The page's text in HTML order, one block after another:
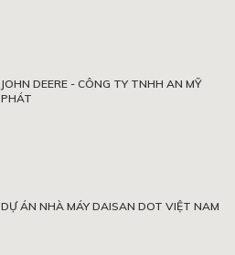
JOHN DEERE - CÔNG TY TNHH AN MỸ
PHÁT
DỰ ÁN NHÀ MÁY DAISAN DOT VIỆT NAM